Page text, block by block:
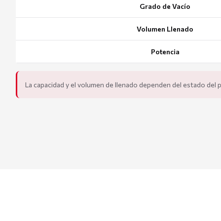
Grado de Vacío
Volumen Llenado
Potencia
La capacidad y el volumen de llenado dependen del estado